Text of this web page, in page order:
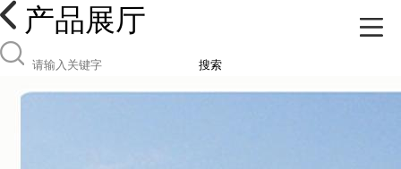
产品展厅
搜索